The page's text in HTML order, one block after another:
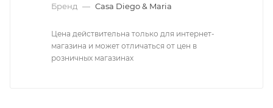
Бренд — Casa Diego & Maria
Цена действительна только для интернет-
магазина и может отличаться от цен в
розничных магазинах